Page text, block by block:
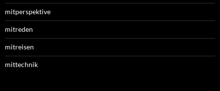
mitperspektive
mitreden
mitreisen
mittechnik